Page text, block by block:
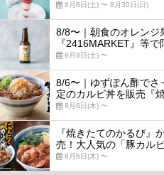
8月8日(土) 〜 8月30日(日)
8/8〜｜朝食のオレンジ
『2416MARKET』等
8月8日(土) 〜
8/6〜｜ゆずぽん酢でさ
定のカルビ丼を販売『
8月6日(木) 〜
『焼きたてのかるび』
売！大人気の「豚カル
8月6日(木) 〜